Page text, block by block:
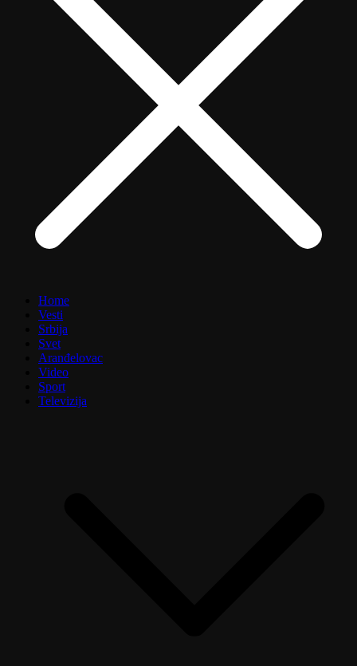
Home
Vesti
Srbija
Svet
Aranđelovac
Video
Sport
Televizija